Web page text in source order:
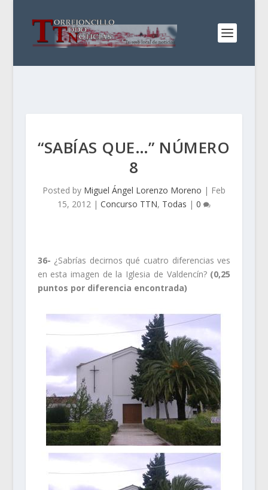
“SABÍAS QUE…” NÚMERO
8
Posted by Miguel Ángel Lorenzo Moreno | Feb
15, 2012| Concurso TTN, Todas | 0
36- ¿Sabrías decirnos qué cuatro diferencias ves
en esta imagen de la Iglesia de Valdencín? (0,25
puntos por diferencia encontrada)